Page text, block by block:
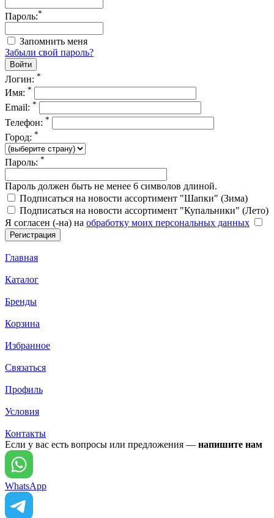
Пароль:*
Запомнить меня
Забыли свой пароль?
Логин: *
Имя: *
Email: *
Телефон: *
Город: *
Пароль: *
Пароль должен быть не менее 6 символов длиной.
Подписаться на новости ассортимент "Шапки" (Зима)
Подписаться на новости ассортимент "Купальники" (Лето)
Я согласен (-на) на обработку моих персональных данных
Главная
Каталог
Бренды
Корзина
Избранное
Связаться
Профиль
Условия
Контакты
Если у вас есть вопросы или предложения — напишите нам
WhatsApp